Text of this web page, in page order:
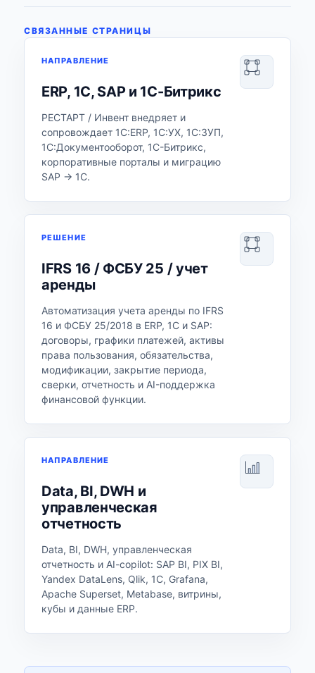
СВЯЗАННЫЕ СТРАНИЦЫ
НАПРАВЛЕНИЕ
ERP, 1С, SAP и 1С-Битрикс
РЕСТАРТ / Инвент внедряет и
сопровождает 1С:ERP, 1С:УХ, 1С:ЗУП,
1С:Документооборот, 1С-Битрикс,
корпоративные порталы и миграцию
SAP → 1С.
РЕШЕНИЕ
IFRS 16 / ФСБУ 25 / учет
аренды
Автоматизация учета аренды по IFRS
16 и ФСБУ 25/2018 в ERP, 1С и SAP:
договоры, графики платежей, активы
права пользования, обязательства,
модификации, закрытие периода,
сверки, отчетность и AI-поддержка
финансовой функции.
НАПРАВЛЕНИЕ
Data, BI, DWH и
управленческая
отчетность
Data, BI, DWH, управленческая
отчетность и AI-copilot: SAP BI, PIX BI,
Yandex DataLens, Qlik, 1С, Grafana,
Apache Superset, Metabase, витрины,
кубы и данные ERP.